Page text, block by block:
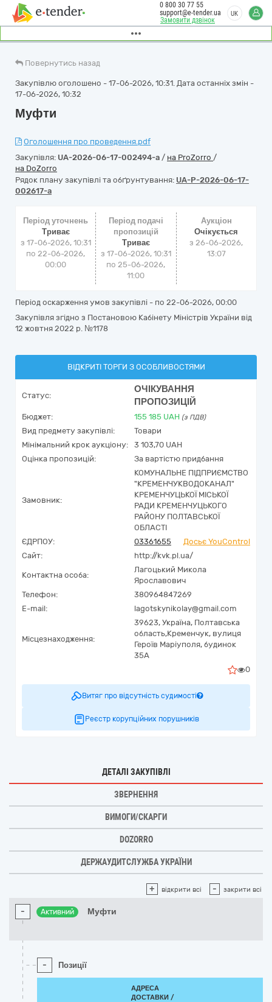
Замовити дзвінок
0 800 30 77 55
support@e-tender.ua
UK
Повернутись назад
Закупівлю оголошено - 17-06-2026, 10:31. Дата останніх змін -
17-06-2026, 10:32
Муфти
Оголошення про проведення.pdf
Закупівля: UA-2026-06-17-002494-a / на ProZorro /
на DoZorro
Рядок плану закупівлі та обґрунтування: UA-P-2026-06-17-
002617-a
Період уточнень
Триває
з 17-06-2026, 10:31
по 22-06-2026,
00:00
Період подачі
пропозицій
Триває
з 17-06-2026, 10:31
по 25-06-2026,
11:00
Аукціон
Очікується
з26-06-2026,
13:07
Період оскарження умов закупівлі - по 22-06-2026, 00:00
Закупівля згідно з Постановою Кабінету Міністрів України від
12 жовтня 2022 р. №1178
ВІДКРИТІ ТОРГИ З ОСОБЛИВОСТЯМИ
Статус:
ОЧІКУВАННЯ
ПРОПОЗИЦІЙ
Бюджет: 155 185 UAH (з ПДВ)
Вид предмету закупівлі:
Товари
Мінімальний крок аукціону:
3 103,70 UAH
Оцінка пропозицій:
За вартістю придбання
Замовник:
КОМУНАЛЬНЕ ПІДПРИЄМСТВО
"КРЕМЕНЧУКВОДОКАНАЛ"
КРЕМЕНЧУЦЬКОЇ МІСЬКОЇ
РАДИ КРЕМЕНЧУЦЬКОГО
РАЙОНУ ПОЛТАВСЬКОЇ
ОБЛАСТІ
ЄДРПОУ:
03361655
Досьє YouControl
Сайт:
http://kvk.pl.ua/
Контактна особа:
Лагоцький Микола
Ярославович
Телефон:
380964847269
E-mail:
lagotskynikolay@gmail.com
Місцезнаходження:
39623, Україна, Полтавська
область,Кременчук, вулиця
Героїв Маріуполя, будинок
35А
0
Витяг про відсутність судимості
Реєстр корупційних порушників
ДЕТАЛІ ЗАКУПІВЛІ
ЗВЕРНЕННЯ
ВИМОГИ/СКАРГИ
DOZORRO
ДЕРЖАУДИТСЛУЖБА УКРАЇНИ
+ відкрити всі - закрити всі
- Активний Муфти
- Позиції
АДРЕСА
ДОСТАВКИ /